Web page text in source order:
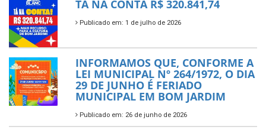
TÁ NA CONTA R$ 320.841,74
Publicado em: 1 de julho de 2026
INFORMAMOS QUE, CONFORME A
LEI MUNICIPAL Nº 264/1972, O DIA
29 DE JUNHO É FERIADO
MUNICIPAL EM BOM JARDIM
Publicado em: 26 de junho de 2026